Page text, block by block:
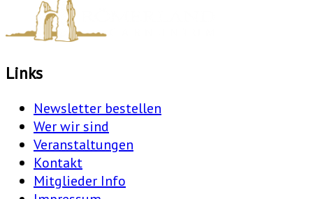
Links
Newsletter bestellen
Wer wir sind
Veranstaltungen
Kontakt
Mitglieder Info